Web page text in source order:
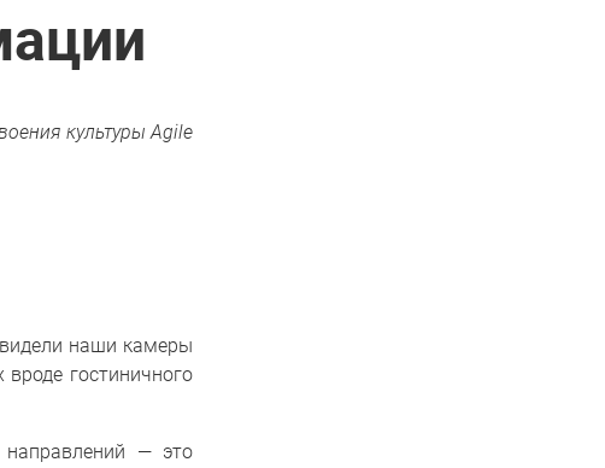
культуры Agile
видели наши камеры
гостиничного
— это